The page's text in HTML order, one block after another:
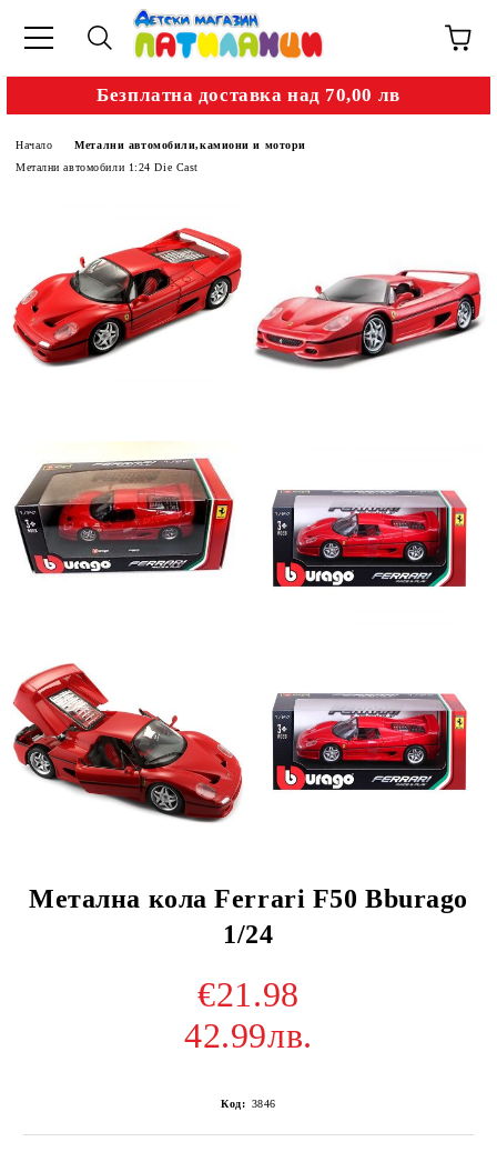
Безплатна доставка над 70,00 лв
Начало
Метални автомобили,камиони и мотори
Метални автомобили 1:24 Die Cast
Метална кола Ferrari F50 Bburago
1/24
€21.98
42.99лв.
Код: 3846